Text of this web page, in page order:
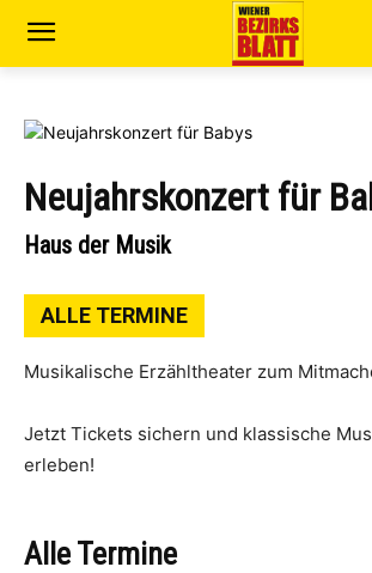
Neujahrskonzert für
Haus der Musik
ALLE TERMINE
Musikalische Erzähltheater zum
Jetzt Tickets sichern und klassische
erleben!
Alle Termine